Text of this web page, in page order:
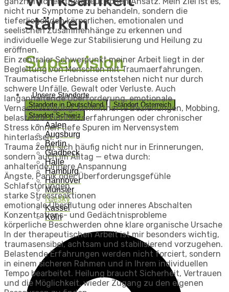
stärken
Supervision
Unsere Standorte
Standorte in Deutschland
Standort Österreich
Standort Schweiz
Aalen
Augsburg
Berlin
Gladbeck
Halle
Hamburg
Hannover
Münster
Niesky
Kassel
Köln
nicht nur Symptome zu behandeln, sondern die
tieferliegenden körperlichen, emotionalen und
seelischen Zusammenhänge zu erkennen und
individuelle Wege zur Stabilisierung und Heilung zu
eröffnen.
Ein zentraler Schwerpunkt meiner Arbeit liegt in der
Begleitung von Menschen mit Traumaerfahrungen.
Traumatische Erlebnisse entstehen nicht nur durch
schwere Unfälle, Gewalt oder Verluste. Auch
langanhaltende Überforderung, emotionale
Vernachlässigung, konflikthafte Beziehungen, Mobbing,
belastende Kindheitserfahrungen oder chronischer
Stress können tiefe Spuren im Nervensystem
hinterlassen.
Trauma zeigt sich häufig nicht nur in Erinnerungen,
sondern auch im Alltag — etwa durch:
anhaltende innere Anspannung
Ängste, Panik oder Überforderungsgefühle
Schlafstörungen
starke Stressreaktionen
emotionale Überflutung oder inneres Abschalten
Konzentrations- und Gedächtnisprobleme
körperliche Beschwerden ohne klare organische Ursache
In der therapeutischen Arbeit ist mir besonders wichtig,
traumasensibel, achtsam und stabilisierend vorzugehen.
Belastende Erfahrungen werden nicht forciert, sondern
in einem sicheren Rahmen und in Ihrem individuellen
Tempo bearbeitet. Heilung braucht Sicherheit, Vertrauen
und die Möglichkeit, wieder Zugang zu den eigenen